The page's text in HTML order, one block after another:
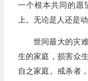
一个根本共同的愿
上。无论是人还是
世间最大的灾
生的家庭，损害众
自之家庭。戒杀者